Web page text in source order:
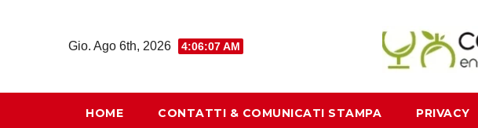
Gio. Ago 6th, 2026 4:06:08 AM
HOME CONTATTI & COMUNICATI STAMPA PRIVACY